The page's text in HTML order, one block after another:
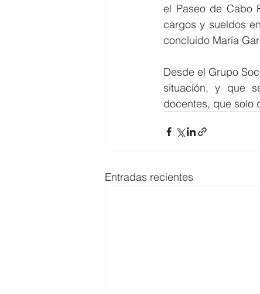
el Paseo de Cabo
cargos y sueldos
concluido María
Desde el Grupo
situación, y que
docentes, que solo
Entradas recientes